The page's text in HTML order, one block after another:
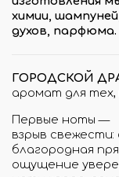
химии,
духов, парфюма.
ГОРОДСКОЙ
аромат для
Первые ноты —
взрыв
благородная
ощущение